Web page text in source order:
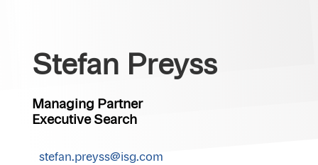
Stefan Preyss
Managing Partner
Executive Search
stefan.preyss@isg.com